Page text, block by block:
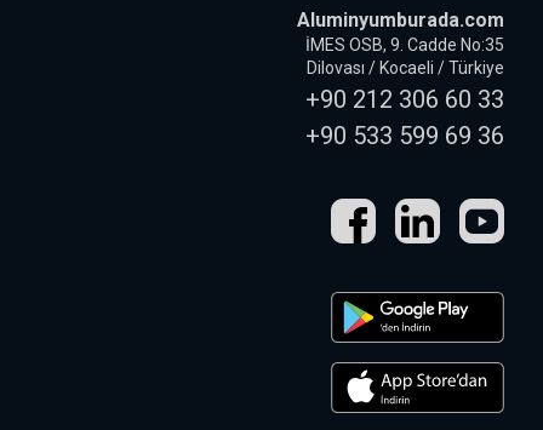
Aluminyumburada.com
İMES OSB, 9. Cadde No:35
Dilovası / Kocaeli / Türkiye
+90 212 306 60 33
+90 533 599 69 36